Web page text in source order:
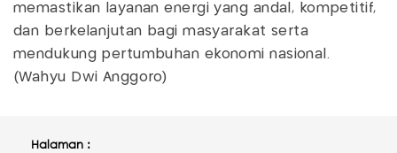
memastikan layanan energi yang andal, kompetitif,
dan berkelanjutan bagi masyarakat serta
mendukung pertumbuhan ekonomi nasional.
(Wahyu Dwi Anggoro)
Halaman :